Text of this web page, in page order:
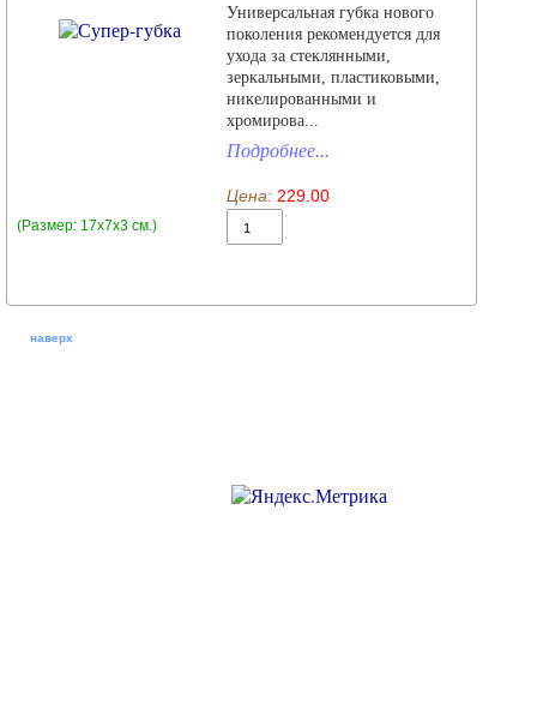
(Размер: 17х7х3 см.)
Универсальная губка нового
поколения рекомендуется для
ухода за стеклянными,
зеркальными, пластиковыми,
никелированными и
хромирова...
Подробнее...
Цена: 229.00
наверх